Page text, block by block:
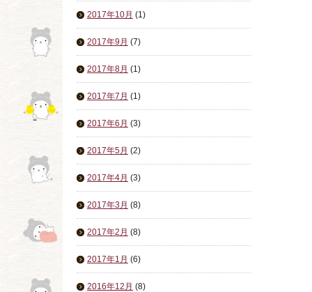
2017年10月 (1)
2017年9月 (7)
2017年8月 (1)
2017年7月 (1)
2017年6月 (3)
2017年5月 (2)
2017年4月 (3)
2017年3月 (8)
2017年2月 (8)
2017年1月 (6)
2016年12月 (8)